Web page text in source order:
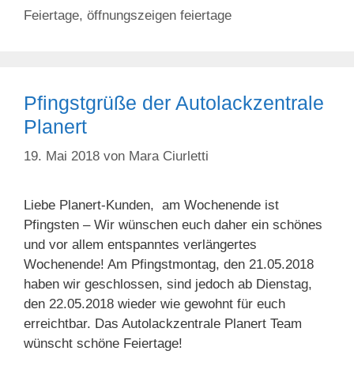
Feiertage, öffnungszeigen feiertage
Pfingstgrüße der Autolackzentrale
Planert
19. Mai 2018 von Mara Ciurletti
Liebe Planert-Kunden, am Wochenende ist
Pfingsten – Wir wünschen euch daher ein schönes
und vor allem entspanntes verlängertes
Wochenende! Am Pfingstmontag, den 21.05.2018
haben wir geschlossen, sind jedoch ab Dienstag,
den 22.05.2018 wieder wie gewohnt für euch
erreichtbar. Das Autolackzentrale Planert Team
wünscht schöne Feiertage!